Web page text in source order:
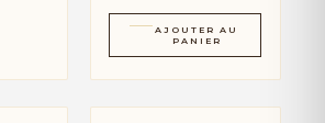
AJOUTER AU
PANIER